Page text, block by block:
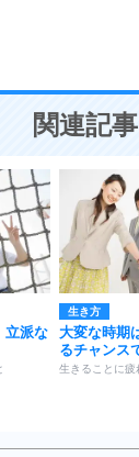
ことが大切。
関連記事
立派な
生き方
大変な時期
るチャンス
生きることに疲